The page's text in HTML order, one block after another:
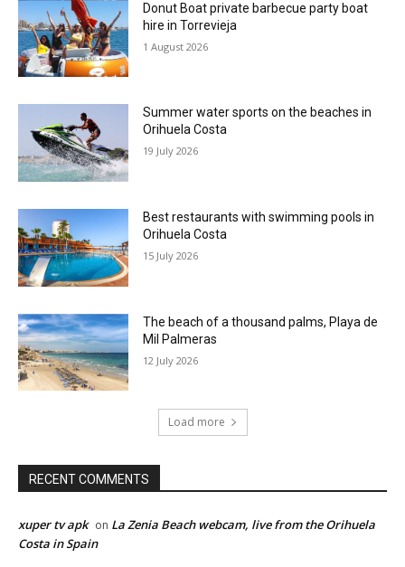
Donut Boat private barbecue party boat
hire in Torrevieja
1 August 2026
Summer water sports on the beaches in
Orihuela Costa
19 July 2026
Best restaurants with swimming pools in
Orihuela Costa
15 July 2026
The beach of a thousand palms, Playa de
Mil Palmeras
12 July 2026
Load more
RECENT COMMENTS
xuper tv apk on La Zenia Beach webcam, live from the Orihuela
Costa in Spain